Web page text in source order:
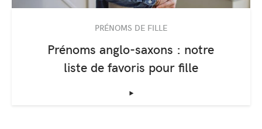
PRÉNOMS DE FILLE
Prénoms anglo-saxons : notre
liste de favoris pour fille
‣